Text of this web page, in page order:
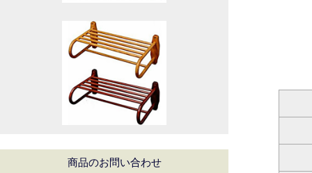
商品のお問い合わせ